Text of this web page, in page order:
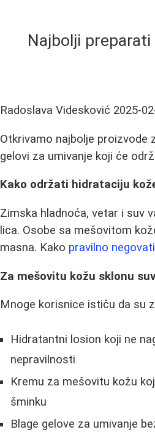
Najbolji
Radoslava Videsković 2025-
Otkrivamo najbolje proizvode
gelovi za umivanje koji će
Kako održati hidrataciju
Zimska hladnoća, vetar i suv
lica. Osobe sa mešovitom
masna. Kako pravilno
Za mešovitu kožu sklonu
Mnoge korisnice ističu da su
Hidratantni losion koji ne
nepravilnosti
Kremu za mešovitu kožu
šminku
Blage gelove za umivanje